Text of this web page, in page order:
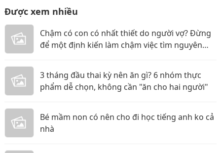
Được xem nhiều
Chậm có con có nhất thiết do người vợ? Đừng
để một định kiến làm chậm việc tìm nguyên
3 tháng đầu thai kỳ nên ăn gì? 6 nhóm thực
phẩm dễ chọn, không cần "ăn cho hai người"
Bé mầm non có nên cho đi học tiếng anh ko cả
nhà